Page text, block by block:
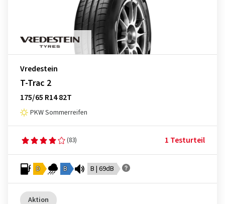
Vredestein
T-Trac 2
175/65 R14 82T
PKW Sommerreifen
(83) 1 Testurteil
D B B | 69dB
Aktion